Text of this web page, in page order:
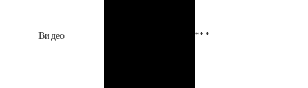
Видео ***